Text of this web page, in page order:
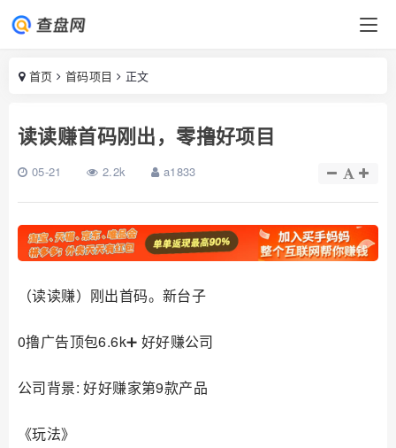
首页 首码项目 正文
读读赚首码刚出，零撸好项目
05-21 2.2k a1833
（读读赚）刚出首码。新台子
0撸广告顶包6.6k➕ 好好赚公司
公司背景: 好好赚家第9款产品
《玩法》